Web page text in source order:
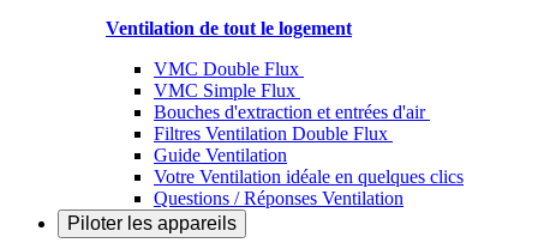
Ventilation de tout le logement
VMC Double Flux
VMC Simple Flux
Bouches d'extraction et entrées d'air
Filtres Ventilation Double Flux
Guide Ventilation
Votre Ventilation idéale en quelques clics
Questions / Réponses Ventilation
Piloter les appareils